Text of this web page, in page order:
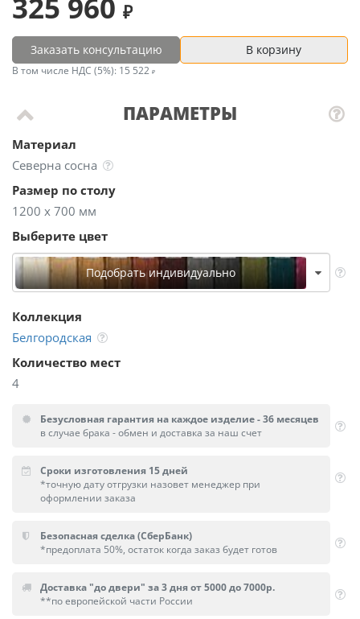
ПАРАМЕТРЫ
Материал
Северна сосна
Размер по столу
1200 х 700 мм
Выберите цвет
Подобрать индивидуально
Коллекция
Белгородская
Количество мест
4
325 960
Заказать консультацию В корзину
В том числе НДС (5%): 15 522
Безусловная гарантия на каждое изделие - 36 месяцев
в случае брака - обмен и доставка за наш счет
Сроки изготовления 15 дней
*точную дату отгрузки назовет менеджер при
оформлении заказа
Безопасная сделка (СберБанк)
*предоплата 50%, остаток когда заказ будет готов
Доставка "до двери" за 3 дня от 5000 до 7000р.
**по европейской части России